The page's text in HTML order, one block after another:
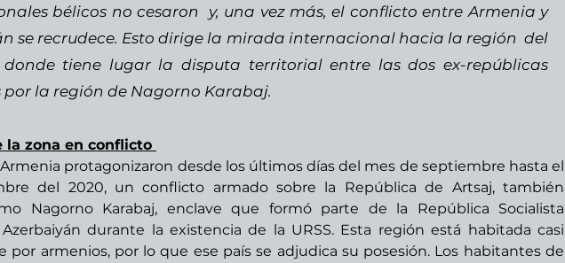
bélicos no cesaron  y, una vez más, el conflicto entre Armenia y
se recrudece. Esto dirige la mirada internacional hacia la región  del
donde tiene lugar la disputa territorial entre las dos ex-repúblicas
por la región de Nagorno Karabaj.
la zona en conflicto
protagonizaron desde los últimos días del mes de septiembre hasta el
del 2020, un conflicto armado sobre la República de Artsaj, también
Nagorno Karabaj, enclave que formó parte de la República Socialista
durante la existencia de la URSS. Esta región está habitada casi
por armenios, por lo que ese país se adjudica su posesión. Los habitantes de